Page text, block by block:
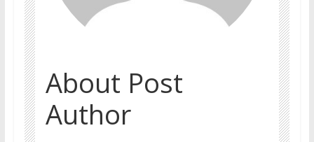
About Post
Author